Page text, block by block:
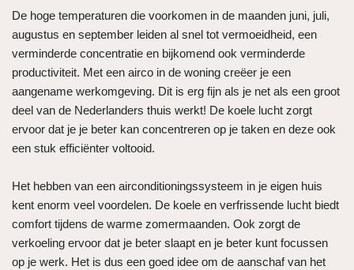
De hoge temperaturen die voorkomen in de maanden juni, juli,
augustus en september leiden al snel tot vermoeidheid, een
verminderde concentratie en bijkomend ook verminderde
productiviteit. Met een airco in de woning creëer je een
aangename werkomgeving. Dit is erg fijn als je net als een groot
deel van de Nederlanders thuis werkt! De koele lucht zorgt
ervoor dat je je beter kan concentreren op je taken en deze ook
een stuk efficiënter voltooid.
Het hebben van een airconditioningssysteem in je eigen huis
kent enorm veel voordelen. De koele en verfrissende lucht biedt
comfort tijdens de warme zomermaanden. Ook zorgt de
verkoeling ervoor dat je beter slaapt en je beter kunt focussen
op je werk. Het is dus een goed idee om de aanschaf van het